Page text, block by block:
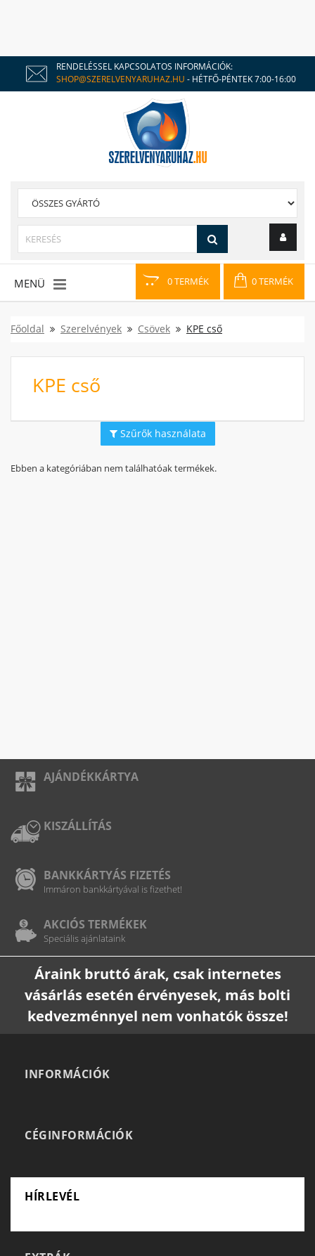
RENDELÉSSEL KAPCSOLATOS INFORMÁCIÓK:
SHOP@SZERELVENYARUHAZ.HU - HÉTFŐ-PÉNTEK 7:00-16:00
0 TERMÉK 0 TERMÉK
MENÜ
Főoldal Szerelvények Csövek KPE cső
KPE cső
Szűrők használata
Ebben a kategóriában nem találhatóak termékek.
AJÁNDÉKKÁRTYA
KISZÁLLÍTÁS
BANKKÁRTYÁS FIZETÉS
Immáron bankkártyával is fizethet!
AKCIÓS TERMÉKEK
Speciális ajánlataink
Áraink bruttó árak, csak internetes
vásárlás esetén érvényesek, más bolti
kedvezménnyel nem vonhatók össze!
INFORMÁCIÓK
CÉGINFORMÁCIÓK
HÍRLEVÉL